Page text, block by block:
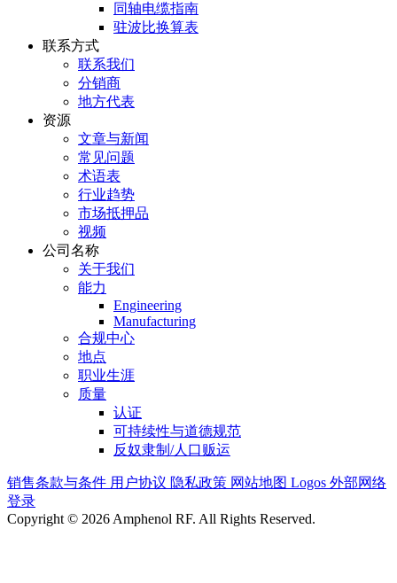
同轴电缆指南
驻波比换算表
联系方式
联系我们
分销商
地方代表
资源
文章与新闻
常见问题
术语表
行业趋势
市场抵押品
视频
公司名称
关于我们
能力
Engineering
Manufacturing
合规中心
地点
职业生涯
质量
认证
可持续性与道德规范
反奴隶制/人口贩运
销售条款与条件 用户协议 隐私政策 网站地图 Logos 外部网络
登录
Copyright © 2026 Amphenol RF. All Rights Reserved.